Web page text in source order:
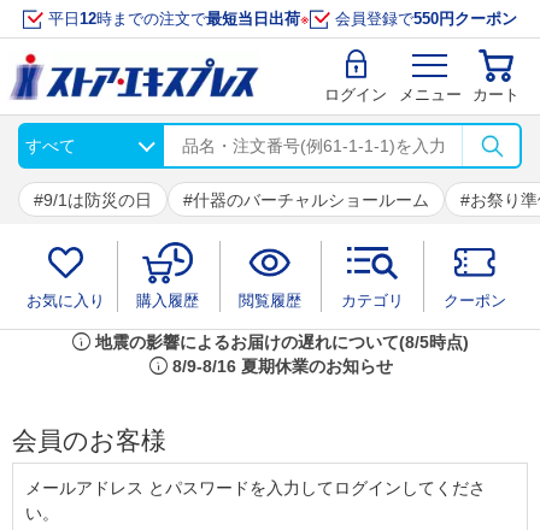
平日 12時までの注文で最短当日出荷※ 会員登録で550円クーポン
ログイン メニュー カート
9/1は防災の日 什器のバーチャルショールーム お祭り
お気に入り 購入履歴 閲覧履歴 カテゴリ クーポン
info 地震の影響によるお届けの遅れについて(8/5時点)
info 8/9-8/16 夏期休業のお知らせ
会員のお客様
メールアドレス とパスワードを入力してログインしてくださ
い。